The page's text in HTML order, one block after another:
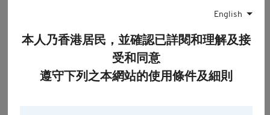
English
本人乃香港居民，並確認已詳閱和理解及接
受和同意
遵守下列之本網站的使用條件及細則
09:30 10:00 10:30 11:00 11:30
認股證 相關資產 相關資產的前收市價
最後更新時間: 2026-08-07, 11:35